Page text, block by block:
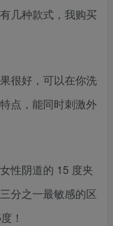
几种款式，我购买
很好，可以在你洗
点，能同时刺激外
性阴道的 15 度夹
分之一最敏感的区
！